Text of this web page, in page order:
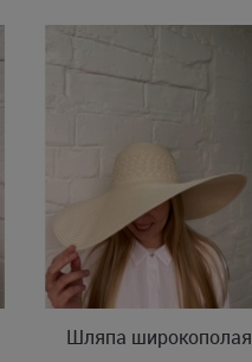
ONE SIZE
Шляпа широкополая